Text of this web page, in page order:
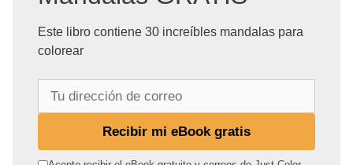
Este libro contiene 30 increíbles mandalas para
colorear
Recibir mi eBook gratis